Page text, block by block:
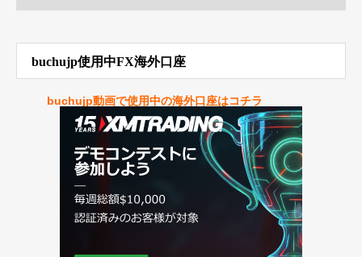
buchujp使用中FX海外口座
buchujp動画で使用中の海外口座はコチラ